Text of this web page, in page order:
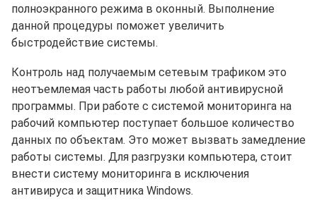
полноэкранного режима в оконный. Выполнение
данной процедуры поможет увеличить
быстродействие системы.
Контроль над получаемым сетевым трафиком это
неотъемлемая часть работы любой антивирусной
программы. При работе с системой мониторинга на
рабочий компьютер поступает большое количество
данных по объектам. Это может вызвать замедление
работы системы. Для разгрузки компьютера, стоит
внести систему мониторинга в исключения
антивируса и защитника Windows.